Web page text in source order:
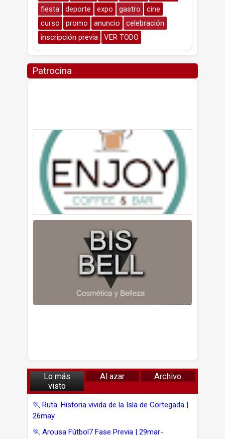
fiesta
deporte expo gastro
cine
curso
promo anuncio
celebración
inscripción previa
VER TODO
Patrocina
Lo más
visto
Al azar Archivo
🏃 Ruta: Historia vivida de la Isla de Cortegada |
26may
🏃 Arousa Fútbol7 Fase Previa | 29mar-